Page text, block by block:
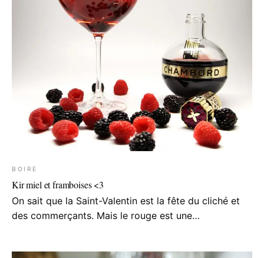
BOIRE
Kir miel et framboises <3
On sait que la Saint-Valentin est la fête du cliché et
des commerçants. Mais le rouge est une…